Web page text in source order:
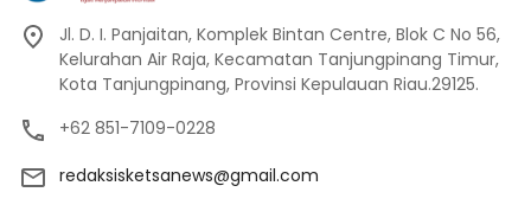
Jl. D. I. Panjaitan, Komplek Bintan Centre, Blok C No 56,
Kelurahan Air Raja, Kecamatan Tanjungpinang Timur,
Kota Tanjungpinang, Provinsi Kepulauan Riau.29125.
+62 851-7109-0228
redaksisketsanews@gmail.com